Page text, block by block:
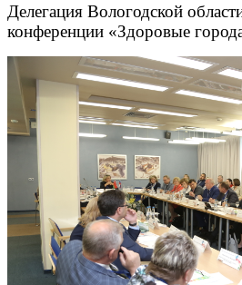
Делегация Вологодской
конференции «Здоровые